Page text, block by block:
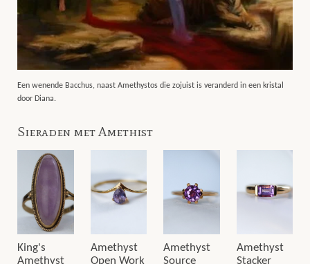
Een wenende Bacchus, naast Amethystos die zojuist is veranderd in een kristal
door Diana.
Sieraden met Amethist
King's
Amethyst
Amethyst
Open Work
Amethyst
Source
Amethyst
Stacker